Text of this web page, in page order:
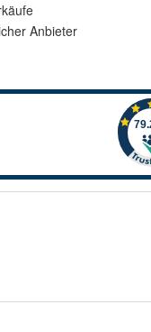
er Anbieter